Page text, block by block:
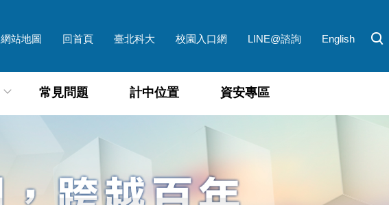
網站地圖 回首頁 臺北科大 校園入口網 LINE@諮詢 English
常見問題 計中位置 資安專區